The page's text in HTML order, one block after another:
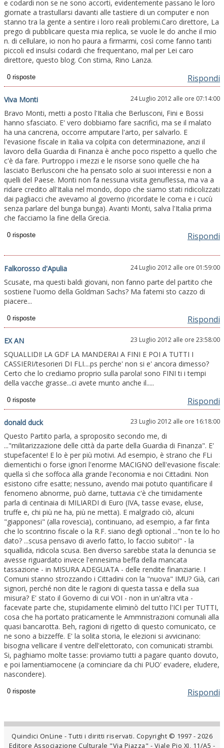
e codardi non se ne sono accorti, evidentemente passano le loro
giornate a trastullarsi davanti alle tastiere di un computer e non
stanno tra la gente a sentire i loro reali problemi.Caro direttore, La
prego di pubblicare questa mia replica, se vuole le do anche il mio
n. di cellulare, io non ho paura a firmarmi, così come fanno tanti
piccoli ed insulsi codardi che frequentano, mal per Lei caro
direttore, questo blog. Con stima, Rino Lanza.
Rispondi
Viva Monti 24 Luglio 2012 alle ore 07:14:00
Bravo Monti, metti a posto l'Italia che Berlusconi, Fini e Bossi
hanno sfasciato. E' vero dobbiamo fare sacrifici, ma se il malato
ha una cancrena, occorre amputare l'arto, per salvarlo. E
l'evasione fiscale in Italia va colpita con determinazione, anzi il
lavoro della Guardia di Finanza è anche poco rispetto a quello che
c'è da fare. Purtroppo i mezzi e le risorse sono quelle che ha
lasciato Berlusconi che ha pensato solo ai suoi interessi e non a
quelli del Paese. Monti non fa nessuna visita genuflessa, ma va a
ridare credito all'Italia nel mondo, dopo che siamo stati ridicolizzati
dai pagliacci che avevamo al governo (ricordate le corna e i cucù
senza parlare del bunga bunga). Avanti Monti, salva l'Italia prima
che facciamo la fine della Grecia.
Rispondi
Falkorosso d'Apulia 24 Luglio 2012 alle ore 01:59:00
Scusate, ma questi baldi giovani, non fanno parte del partito che
sostiene l'uomo della Goldman Sachs? Ma fatemi sto cazzo di
piacere...
Rispondi
EX AN 23 Luglio 2012 alle ore 23:58:00
SQUALLIDI! LA GDF LA MANDERAI A FINI E POI A TUTTI I
CASSIERI/tesorieri DI FLI....ps perche' non si e' ancora dimesso?
Certo che lo crediamo proprio sulla parola! sono FINI ti i tempi
della vacche grasse...ci avete munto anche il.....
Rispondi
donald duck 23 Luglio 2012 alle ore 16:18:00
Questo Partito parla, a sproposito secondo me, di
..."militarizzazione delle città da parte della Guardia di Finanza". E'
stupefacente! E lo è per più motivi. Ad esempio, è strano che FLi
diementichi o forse ignori l'enorme MACIGNO dell'evasione fiscale:
quella sì che soffoca alla grande l'economia e noi Cittadini. Non
esistono cifre esatte; nessuno, avendo mai potuto quantificare il
fenomeno abnorme, può darne, tuttavia c'è che timidamente
parla di centinaia di MILIARDI di Euro (IVA, tasse evase, eluse,
truffe e, chi più ne ha, più ne metta). E malgrado ciò, alcuni
"giapponesi" (alla rovescia), continuano, ad esempio, a far finta
che lo scontrino fiscale o la R.F. siano degli optional ..."non te lo ho
dato? ...scusa pensavo di averlo fatto, lo faccio subito!" - la
squallida, ridicola scusa. Ben diverso sarebbe stata la denuncia se
avesse riguardato invece l'ennesima beffa della mancata
tassazione - in MISURA ADEGUATA - delle rendite finanziarie. I
Comuni stanno strozzando i Cittadini con la "nuova" IMU? Già, cari
signori, perché non dite le ragioni di questa tassa e della sua
misura? E' stato il Governo di cui VOI - non in un'altra vita -
facevate parte che, stupidamente eliminò del tutto l'ICI per TUTTI,
cosa che ha portato praticamente le Ammnistrazioni comunali alla
quasi bancarotta. Beh, ragioni di rigetto di questo comunicato, ce
ne sono a bizzeffe. E' la solita storia, le elezioni si avvicinano:
bisogna vellicare il ventre dell'elettorato, con comunicati strambi.
Si, paghiamo molte tasse: proviamo tutti a pagare quanto dovuto,
e poi lamentiamocene (a cominciare da chi PUO' evadere, eludere,
nascondere).
Rispondi
Quindici OnLine - Tutti i diritti riservati. Copyright © 1997 - 2026
Editore Associazione Culturale "Via Piazza" - Viale Pio XI, 11/A5 -